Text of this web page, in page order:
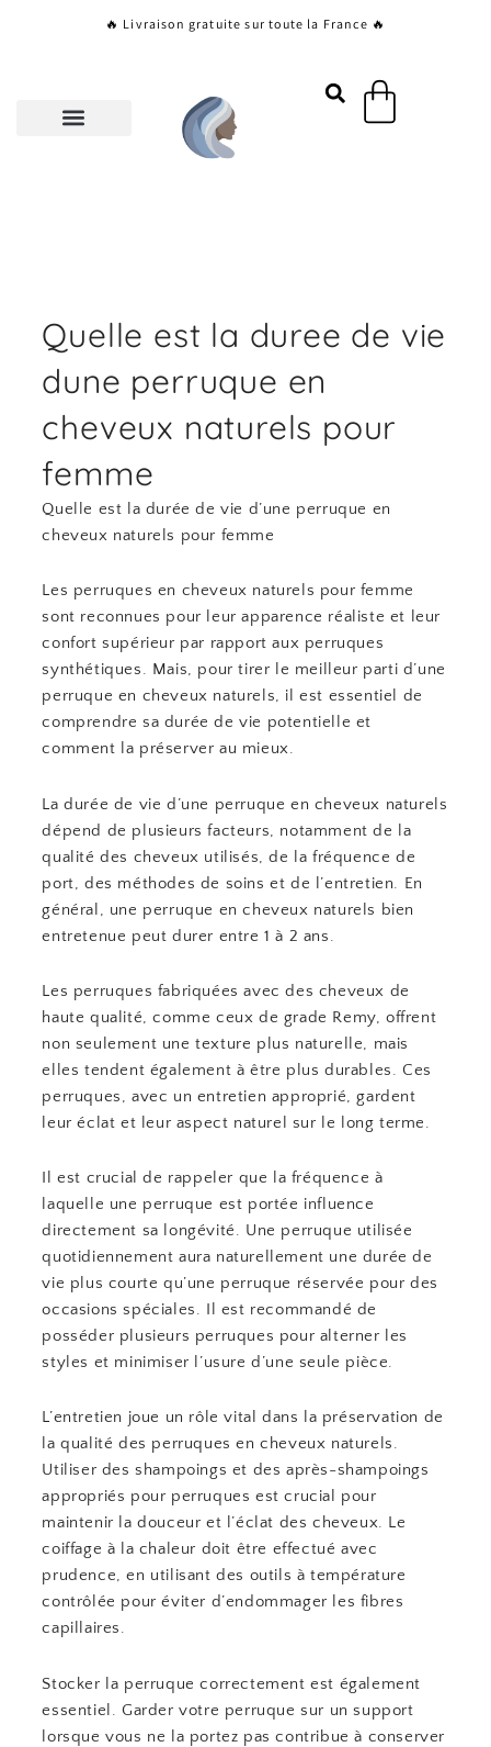
🔥 Livraison gratuite sur toute la France 🔥
Panier
Quelle est la duree de vie
dune perruque en
cheveux naturels pour
femme
Quelle est la durée de vie d’une perruque en
cheveux naturels pour femme
Les perruques en cheveux naturels pour femme
sont reconnues pour leur apparence réaliste et leur
confort supérieur par rapport aux perruques
synthétiques. Mais, pour tirer le meilleur parti d’une
perruque en cheveux naturels, il est essentiel de
comprendre sa durée de vie potentielle et
comment la préserver au mieux.
La durée de vie d’une perruque en cheveux naturels
dépend de plusieurs facteurs, notamment de la
qualité des cheveux utilisés, de la fréquence de
port, des méthodes de soins et de l’entretien. En
général, une perruque en cheveux naturels bien
entretenue peut durer entre 1 à 2 ans.
Les perruques fabriquées avec des cheveux de
haute qualité, comme ceux de grade Remy, offrent
non seulement une texture plus naturelle, mais
elles tendent également à être plus durables. Ces
perruques, avec un entretien approprié, gardent
leur éclat et leur aspect naturel sur le long terme.
Il est crucial de rappeler que la fréquence à
laquelle une perruque est portée influence
directement sa longévité. Une perruque utilisée
quotidiennement aura naturellement une durée de
vie plus courte qu’une perruque réservée pour des
occasions spéciales. Il est recommandé de
posséder plusieurs perruques pour alterner les
styles et minimiser l’usure d’une seule pièce.
L’entretien joue un rôle vital dans la préservation de
la qualité des perruques en cheveux naturels.
Utiliser des shampoings et des après-shampoings
appropriés pour perruques est crucial pour
maintenir la douceur et l’éclat des cheveux. Le
coiffage à la chaleur doit être effectué avec
prudence, en utilisant des outils à température
contrôlée pour éviter d’endommager les fibres
capillaires.
Stocker la perruque correctement est également
essentiel. Garder votre perruque sur un support
lorsque vous ne la portez pas contribue à conserver